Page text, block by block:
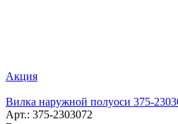
Акция
Вилка наружной полуоси 375-
Арт.: 375-2303072